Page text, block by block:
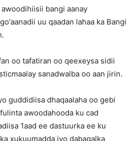
bangi aanay
uu qaadan lahaa ka Bangi
oo tafatiran oo qeexeysa sidii
sanadwalba oo aan jirin.
guddidiisa dhaqaalaha oo gebi
awoodahooda ku cad
1aad ee dastuurka ee ku
xukuumadda iyo dabagalka